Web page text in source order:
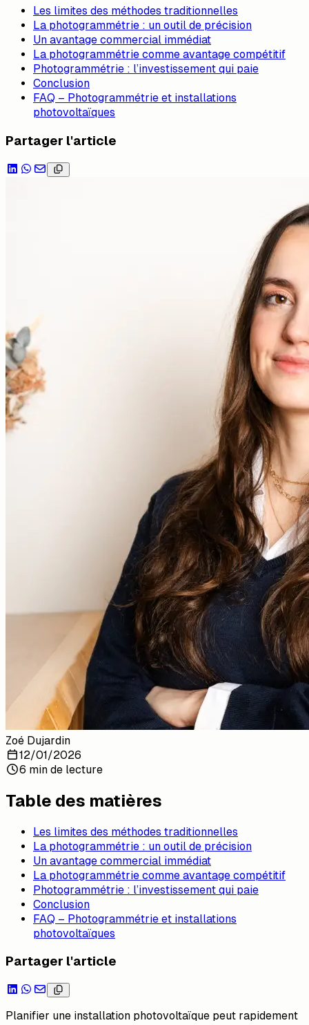
Les limites des méthodes traditionnelles
La photogrammétrie : un outil de précision
Un avantage commercial immédiat
La photogrammétrie comme avantage compétitif
Photogrammétrie : l’investissement qui paie
Conclusion
FAQ – Photogrammétrie et installations
photovoltaïques
Partager l'article
Zoé Dujardin
12/01/2026
6 min de lecture
Table des matières
Les limites des méthodes traditionnelles
La photogrammétrie : un outil de précision
Un avantage commercial immédiat
La photogrammétrie comme avantage compétitif
Photogrammétrie : l’investissement qui paie
Conclusion
FAQ – Photogrammétrie et installations
photovoltaïques
Partager l'article
Planifier une installation photovoltaïque peut rapidement